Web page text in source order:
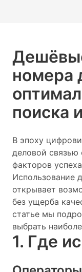
номера
поиска
В эпоху
деловой связью
факторов
Использование
открывает
без ущерба
статье мы
выбрать
1. Где